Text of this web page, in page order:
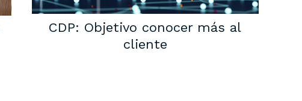
CDP: Objetivo conocer más al
cliente